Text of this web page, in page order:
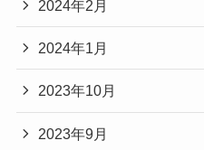
2024年2月
2024年1月
2023年10月
2023年9月